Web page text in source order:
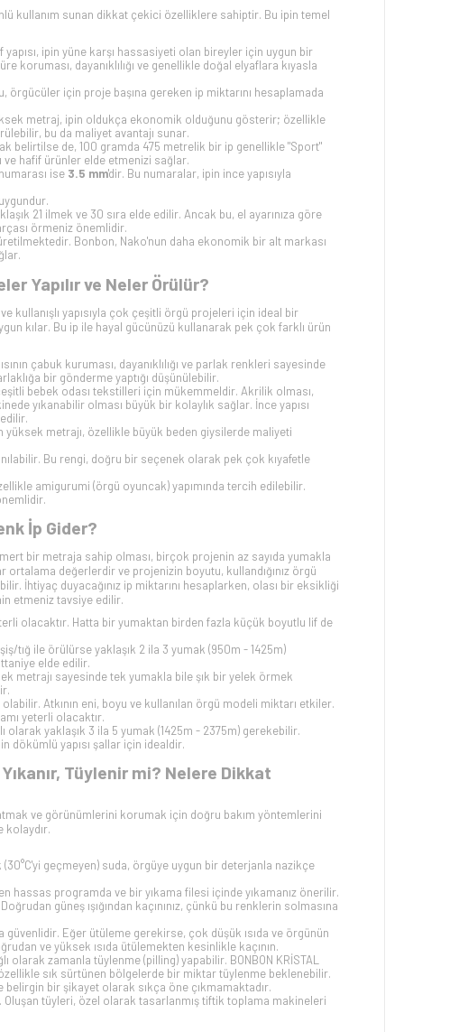
kullanım sunan dikkat çekici özelliklere sahiptir. Bu ipin temel
ipin yüne karşı hassasiyeti olan bireyler için uygun bir
koruması, dayanıklılığı ve genellikle doğal elyaflara kıyasla
örgücüler için proje başına gereken ip miktarını hesaplamada
metraj, ipin oldukça ekonomik olduğunu gösterir; özellikle
bu da maliyet avantajı sunar.
belirtilse de, 100 gramda 475 metrelik bir ip genellikle "Sport"
ve hafif ürünler elde etmenizi sağlar.
ise 3.5 mm'dir. Bu numaralar, ipin ince yapısıyla
21 ilmek ve 30 sıra elde edilir. Ancak bu, el ayarınıza göre
örmeniz önemlidir.
Bonbon, Nako'nun daha ekonomik bir alt markası
Yapılır ve Neler Örülür?
kullanışlı yapısıyla çok çeşitli örgü projeleri için ideal bir
kılar. Bu ip ile hayal gücünüzü kullanarak pek çok farklı ürün
çabuk kuruması, dayanıklılığı ve parlak renkleri sayesinde
bir gönderme yaptığı düşünülebilir.
bebek odası tekstilleri için mükemmeldir. Akrilik olması,
yıkanabilir olması büyük bir kolaylık sağlar. İnce yapısı
metrajı, özellikle büyük beden giysilerde maliyeti
Bu rengi, doğru bir seçenek olarak pek çok kıyafetle
amigurumi (örgü oyuncak) yapımında tercih edilebilir.
İp Gider?
bir metraja sahip olması, birçok projenin az sayıda yumakla
değerlerdir ve projenizin boyutu, kullandığınız örgü
İhtiyaç duyacağınız ip miktarını hesaplarken, olası bir eksikliği
etmeniz tavsiye edilir.
olacaktır. Hatta bir yumaktan birden fazla küçük boyutlu lif de
tığ ile örülürse yaklaşık 2 ila 3 yumak (950m - 1425m)
elde edilir.
metrajı sayesinde tek yumakla bile şık bir yelek örmek
Atkının eni, boyu ve kullanılan örgü modeli miktarı etkiler.
yeterli olacaktır.
olarak yaklaşık 3 ila 5 yumak (1425m - 2375m) gerekebilir.
dökümlü yapısı şallar için idealdir.
Tüylenir mi? Nelere Dikkat
ve görünümlerini korumak için doğru bakım yöntemlerini
kolaydır.
(30°C'yi geçmeyen) suda, örgüye uygun bir deterjanla nazikçe
hassas programda ve bir yıkama filesi içinde yıkamanız önerilir.
güneş ışığından kaçınınız, çünkü bu renklerin solmasına
Eğer ütüleme gerekirse, çok düşük ısıda ve örgünün
ve yüksek ısıda ütülemekten kesinlikle kaçının.
olarak zamanla tüylenme (pilling) yapabilir. BONBON KRİSTAL
sık sürtünen bölgelerde bir miktar tüylenme beklenebilir.
bir şikayet olarak sıkça öne çıkmamaktadır.
Oluşan tüyleri, özel olarak tasarlanmış tiftik toplama makineleri